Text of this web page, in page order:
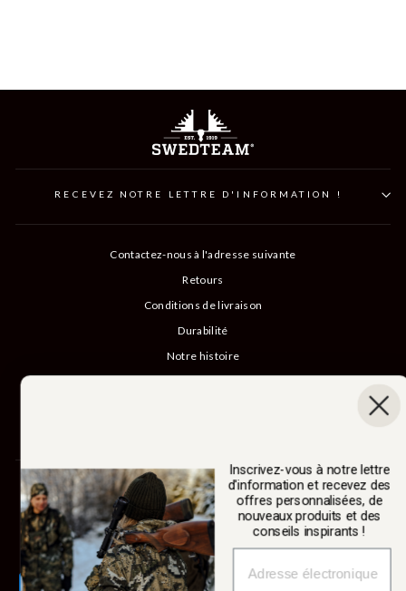
RECEVEZ NOTRE LETTRE D'INFORMATION !
Contactez-nous à l'adresse suivante
Retours
Conditions de livraison
Durabilité
Notre histoire
SWEDTEAM AB
Monnaie
Suède (SEK kr)
Inscrivez-vous à notre lettre
d'information et recevez des
offres personnalisées, de
nouveaux produits et des
conseils inspirants !